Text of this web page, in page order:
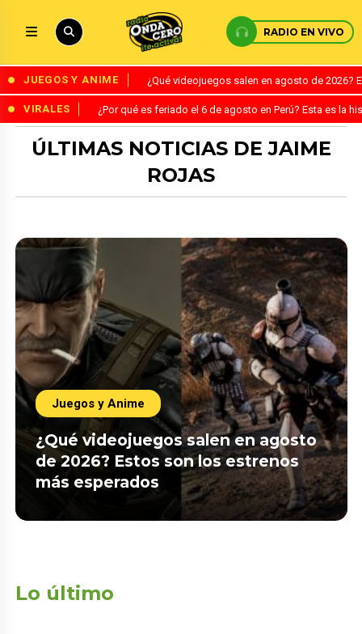
RADIO EN VIVO
JUEGOS Y ANIME ¿Qué videojuegos salen en agosto de
VIRALES ¿Por qué es feriado el 6 de agosto en Perú? Esta es la
ÚLTIMAS NOTICIAS DE JAIME
ROJAS
Juegos y Anime
¿Qué videojuegos salen en agosto
de 2026? Estos son los estrenos
más esperados
Lo último